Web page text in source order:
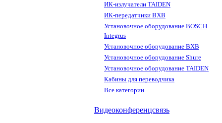
ИК-излучатели TAIDEN
ИК-передатчики BXB
Установочное оборудование BOSCH
Integrus
Установочное оборудование BXB
Установочное оборудование Shure
Установочное оборудование TAIDEN
Кабины для переводчика
Все категории
Видеоконференцсвязь